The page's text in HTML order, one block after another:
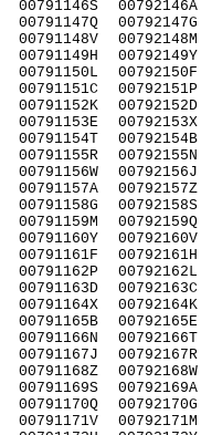
00791146S
00791147Q
00791148V
00791149H
00791150L
00791151C
00791152K
00791153E
00791154T
00791155R
00791156W
00791157A
00791158G
00791159M
00791160Y
00791161F
00791162P
00791163D
00791164X
00791165B
00791166N
00791167J
00791168Z
00791169S
00791170Q
00791171V
00792146A
00792147G
00792148M
00792149Y
00792150F
00792151P
00792152D
00792153X
00792154B
00792155N
00792156J
00792157Z
00792158S
00792159Q
00792160V
00792161H
00792162L
00792163C
00792164K
00792165E
00792166T
00792167R
00792168W
00792169A
00792170G
00792171M